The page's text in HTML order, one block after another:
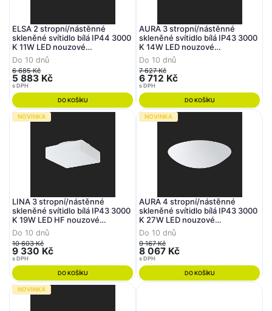
ELSA 2 stropní/nástěnné
skleněné svítidlo bílá IP44 3000
K 11W LED nouzové
kombinované 3 h (původní kód
OS 59075) - OSMONT
Do 10 dnů
6 685 Kč
5 883 Kč
s DPH
DO KOŠÍKU
AURA 3 stropní/nástěnné
skleněné svítidlo bílá IP43 3000
K 14W LED nouzové
kombinované 3 h (původní kód
OS 59017) - OSMONT
Do 10 dnů
7 627 Kč
6 712 Kč
s DPH
DO KOŠÍKU
NOVINKA
LINA 3 stropní/nástěnné
skleněné svítidlo bílá IP43 3000
K 19W LED HF nouzové
kombinované 3 h (původní kód
OS 59190) - OSMONT
Do 10 dnů
10 603 Kč
9 330 Kč
s DPH
DO KOŠÍKU
NOVINKA
AURA 4 stropní/nástěnné
skleněné svítidlo bílá IP43 3000
K 27W LED nouzové
kombinované 3 h (původní kód
OS 59032) - OSMONT
Do 10 dnů
9 167 Kč
8 067 Kč
s DPH
DO KOŠÍKU
NOVINKA